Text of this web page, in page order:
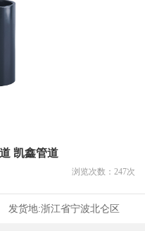
凯鑫管道
浏览次数： 247次
发货地:浙江省宁波北仑区